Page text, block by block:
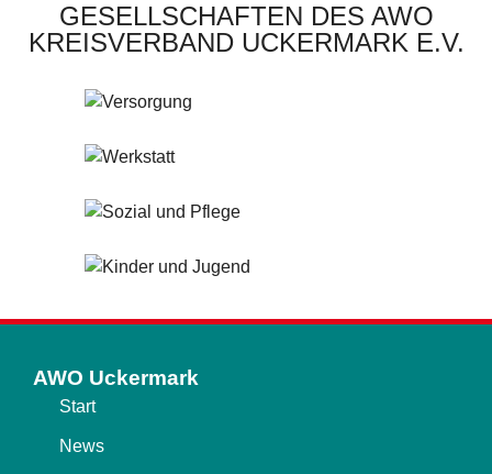
GESELLSCHAFTEN DES AWO
KREISVERBAND UCKERMARK E.V.
AWO Uckermark
Start
News